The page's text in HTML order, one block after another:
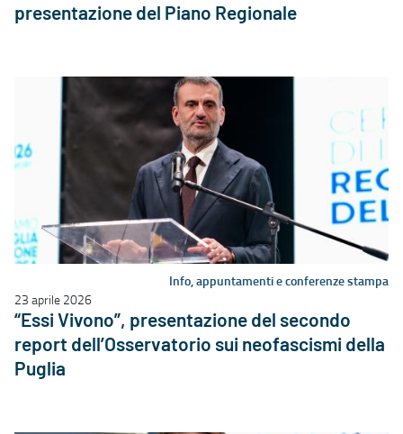
presentazione del Piano Regionale
Info, appuntamenti e conferenze stampa
23 aprile 2026
“Essi Vivono”, presentazione del secondo
report dell’Osservatorio sui neofascismi della
Puglia